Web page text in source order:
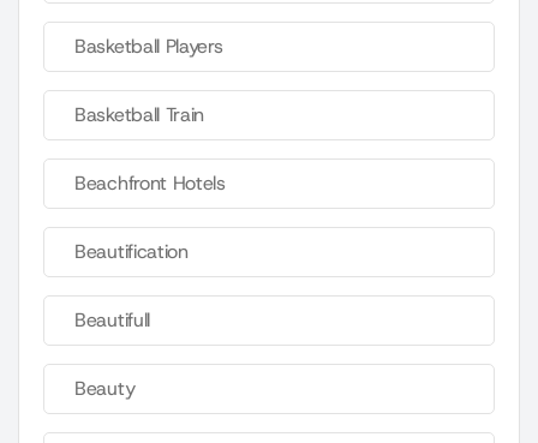
Basketball Players
Basketball Train
Beachfront Hotels
Beautification
Beautifull
Beauty